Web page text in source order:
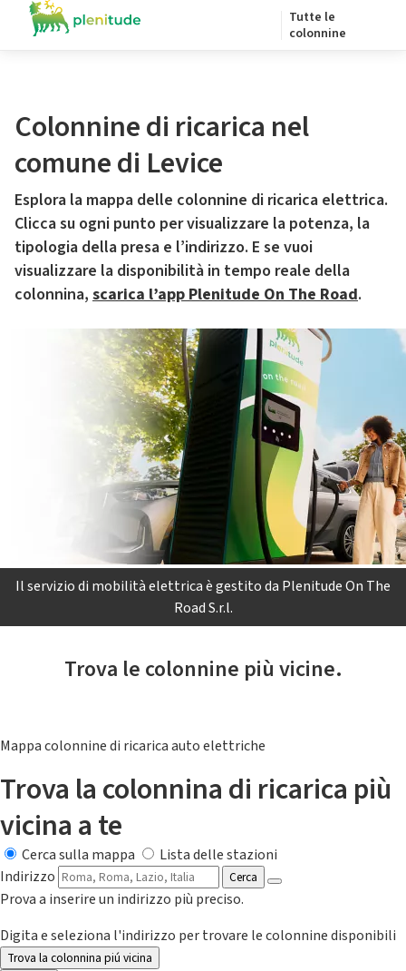
Tutte le
colonnine
Colonnine di ricarica nel
comune di Levice
Esplora la mappa delle colonnine di ricarica elettrica.
Clicca su ogni punto per visualizzare la potenza, la
tipologia della presa e l’indirizzo. E se vuoi
visualizzare la disponibilità in tempo reale della
colonnina, scarica l’app Plenitude On The Road.
Il servizio di mobilità elettrica è gestito da Plenitude On The
Road S.r.l.
Trova le colonnine più vicine.
Mappa colonnine di ricarica auto elettriche
Trova la colonnina di ricarica più
vicina a te
Cerca sulla mappa
Lista delle stazioni
Indirizzo
Cerca
Prova a inserire un indirizzo più preciso.
Digita e seleziona l'indirizzo per trovare le colonnine disponibili
Trova la colonnina piú vicina